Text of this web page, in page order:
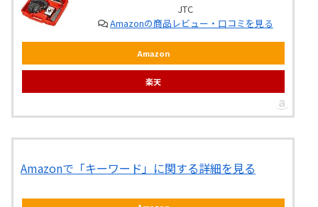
JTC
Amazonの商品レビュー・口コミを見る
Amazon
楽天
Amazonで「キーワード」に関する詳細を見る